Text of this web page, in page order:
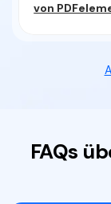
von
FAQs